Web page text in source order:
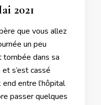
2021
que vous allez
un peu
tombée dans sa
s’est cassé
end entre l’hôpital
passer quelques